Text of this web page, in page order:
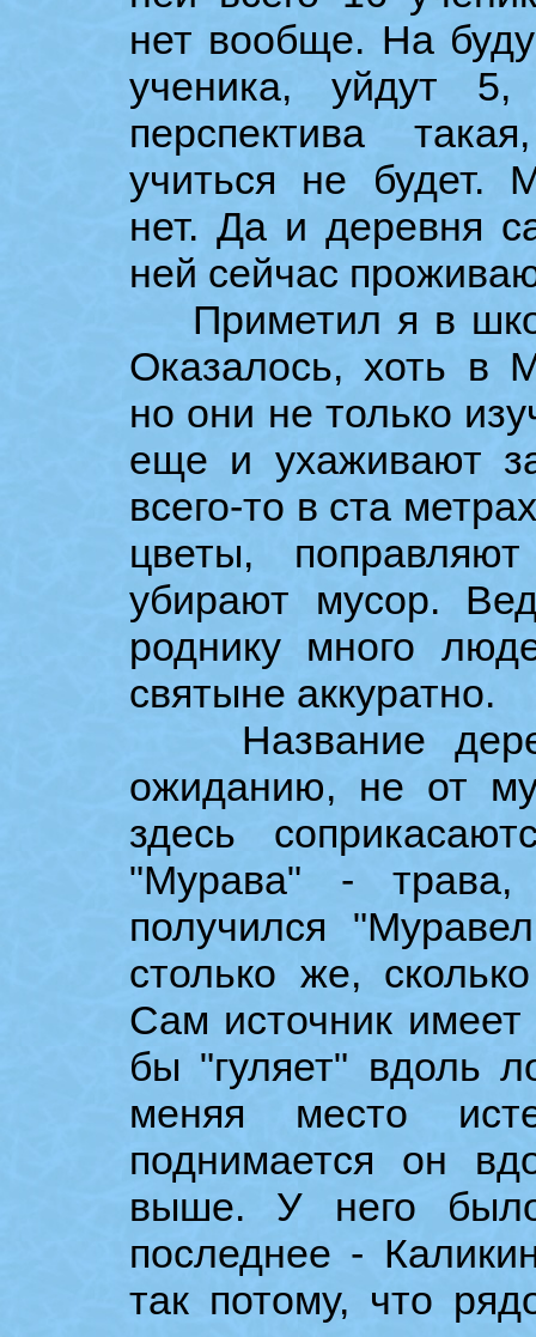
нет вообще. На
ученика, уйдут
перспектива
учиться не будет.
нет. Да и деревня
ней сейчас
Приметил я в
Оказалось, хоть в
но они не только
еще и ухаживают
всего-то в ста
цветы,
убирают мусор.
роднику много
святыне аккуратно.
Название
ожиданию, не от
здесь
"Мурава" -
получился
столько же,
Сам источник имеет
бы "гуляет" вдоль
меняя место
поднимается он
выше. У него
последнее -
так потому, что